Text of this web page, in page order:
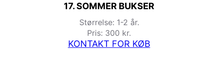
17. SOMMER BUKSER
Størrelse: 1-2 år.
Pris: 300 kr.
KONTAKT FOR KØB